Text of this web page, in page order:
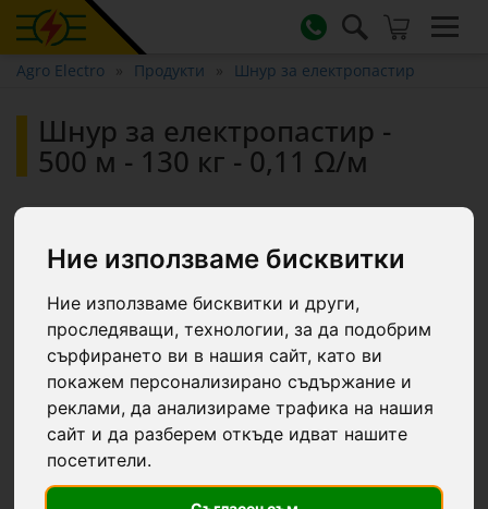
Ние използваме бисквитки
Ние използваме бисквитки и други,
проследяващи, технологии, за да подобрим
сърфирането ви в нашия сайт, като ви
покажем персонализирано съдържание и
реклами, да анализираме трафика на нашия
сайт и да разберем откъде идват нашите
посетители.
Agro Electro Продукти Шнур за електропастир
Шнур за електропастир -
500 м - 130 кг - 0,11 Ω/м